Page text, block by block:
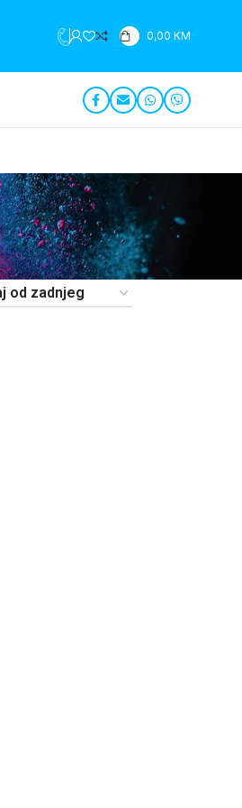
0,00 KM